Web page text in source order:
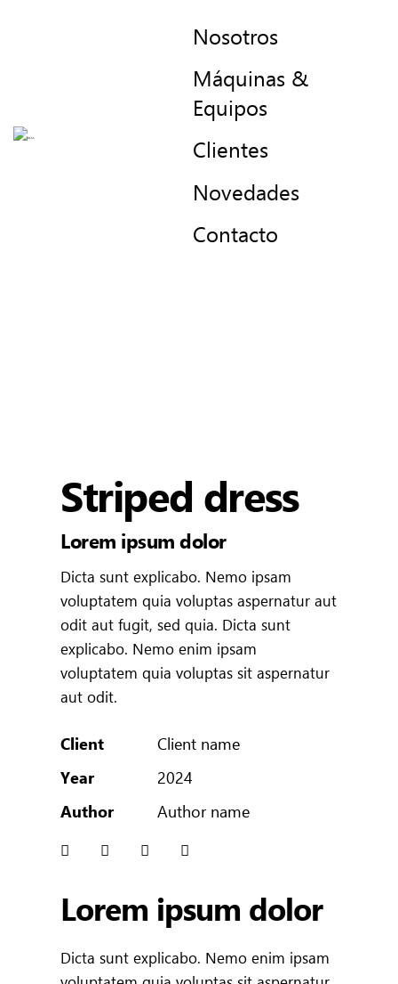
Nosotros
Máquinas &
Equipos
Clientes
Novedades
Contacto
Striped dress
Lorem ipsum dolor
Dicta sunt explicabo. Nemo ipsam
voluptatem quia voluptas aspernatur aut
odit aut fugit, sed quia. Dicta sunt
explicabo. Nemo enim ipsam
voluptatem quia voluptas sit aspernatur
aut odit.
Client
Client name
Year
2024
Author
Author name
Lorem ipsum dolor
Dicta sunt explicabo. Nemo enim ipsam